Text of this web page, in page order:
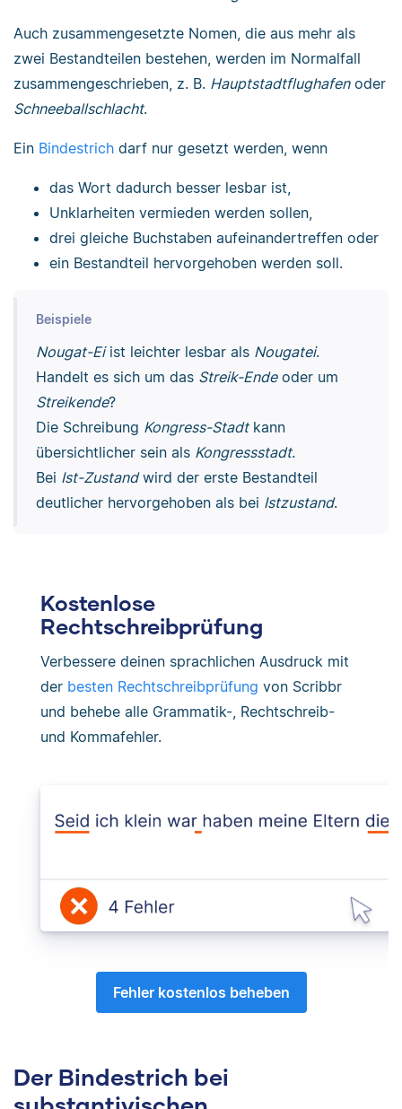
Auch zusammengesetzte Nomen, die aus mehr als
zwei Bestandteilen bestehen, werden im Normalfall
zusammengeschrieben, z. B. Hauptstadtflughafenoder
Schneeballschlacht.
Ein Bindestrich darf nur gesetzt werden, wenn
das Wort dadurch besser lesbar ist,
Unklarheiten vermieden werden sollen,
drei gleiche Buchstaben aufeinandertreffen oder
ein Bestandteil hervorgehoben werden soll.
Beispiele
Nougat-Eiist leichter lesbar als Nougatei.
Handelt es sich um das Streik-Endeoder um
Streikende?
Die Schreibung Kongress-Stadtkann
übersichtlicher sein als Kongressstadt.
Bei Ist-Zustandwird der erste Bestandteil
deutlicher hervorgehoben als bei Istzustand.
Kostenlose
Rechtschreibprüfung
Verbessere deinen sprachlichen Ausdruck mit
der besten Rechtschreibprüfung von Scribbr
und behebe alle Grammatik-, Rechtschreib-
und Kommafehler.
Fehler kostenlos beheben
Der Bindestrich bei